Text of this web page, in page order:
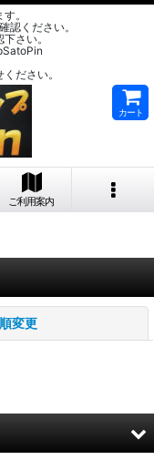
。
認ください。
さい。
ださい。
カート
ご利用案内
変更